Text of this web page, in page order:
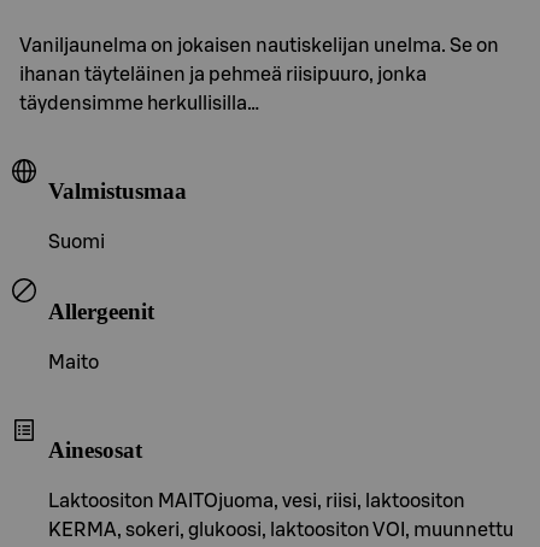
Vaniljaunelma on jokaisen nautiskelijan unelma. Se on
ihanan täyteläinen ja pehmeä riisipuuro, jonka
täydensimme herkullisilla…
Valmistusmaa
Suomi
Allergeenit
Maito
Ainesosat
Laktoositon MAITOjuoma, vesi, riisi, laktoositon
KERMA, sokeri, glukoosi, laktoositon VOI, muunnettu